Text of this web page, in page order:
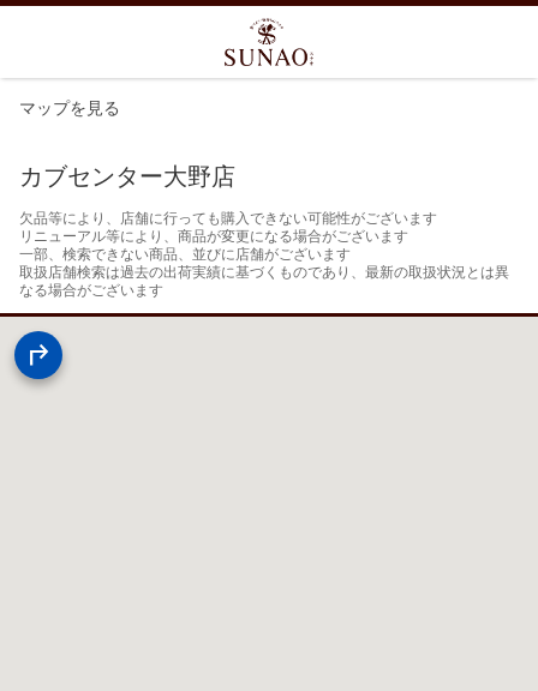
マップを見る
カブセンター大野店
欠品等により、店舗に行っても購入できない可能性がございます
リニューアル等により、商品が変更になる場合がございます
一部、検索できない商品、並びに店舗がございます
取扱店舗検索は過去の出荷実績に基づくものであり、最新の取扱状況とは異
なる場合がございます